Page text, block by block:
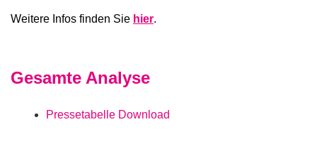
Weitere Infos finden Sie hier.
Gesamte Analyse
Pressetabelle Download